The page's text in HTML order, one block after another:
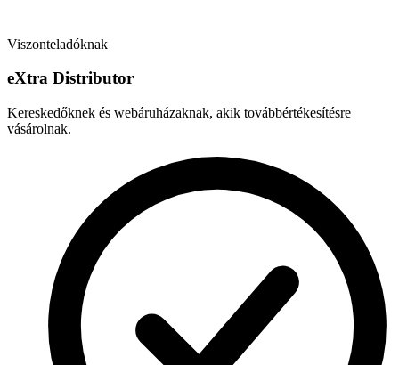
Viszonteladóknak
eXtra Distributor
Kereskedőknek és webáruházaknak, akik továbbértékesítésre
vásárolnak.